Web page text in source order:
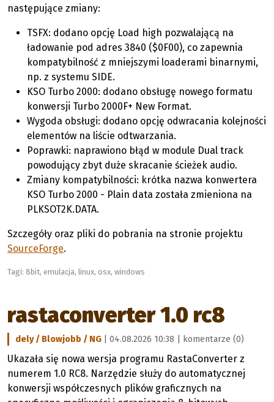
następujące zmiany:
TSFX: dodano opcję Load high pozwalającą na
ładowanie pod adres 3840 ($0F00), co zapewnia
kompatybilność z mniejszymi loaderami binarnymi,
np. z systemu SIDE.
KSO Turbo 2000: dodano obsługę nowego formatu
konwersji Turbo 2000F+ New Format.
Wygoda obsługi: dodano opcję odwracania kolejności
elementów na liście odtwarzania.
Poprawki: naprawiono błąd w module Dual track
powodujący zbyt duże skracanie ścieżek audio.
Zmiany kompatybilności: krótka nazwa konwertera
KSO Turbo 2000 - Plain data została zmieniona na
PLKSOT2K.DATA.
Szczegóły oraz pliki do pobrania na stronie projektu
SourceForge.
Tagi: 8bit, emulacja, linux, osx, windows
rastaconverter 1.0 rc8
dely / Blowjobb / NG | 04.08.2026 10:38 | komentarze (0)
Ukazała się nowa wersja programu RastaConverter z
numerem 1.0 RC8. Narzędzie służy do automatycznej
konwersji współczesnych plików graficznych na